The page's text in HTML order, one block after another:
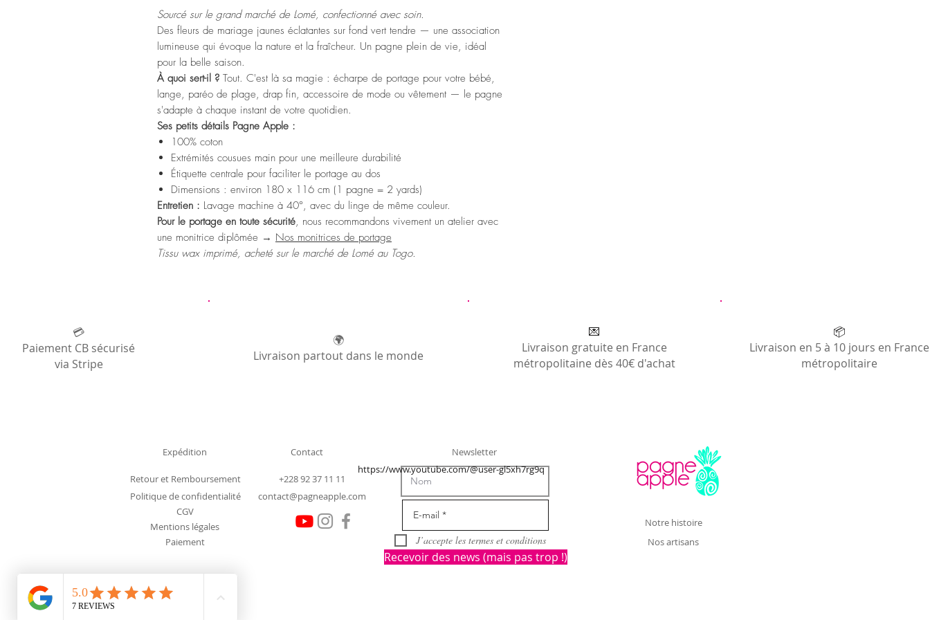
Sourcé sur le grand marché de Lomé, confectionné avec soin.
Des fleurs de mariage jaunes éclatantes sur fond vert tendre — une association
lumineuse qui évoque la nature et la fraîcheur. Un pagne plein de vie, idéal
pour la belle saison.
À quoi sert-il ? Tout. C'est là sa magie : écharpe de portage pour votre bébé,
lange, paréo de plage, drap fin, accessoire de mode ou vêtement — le pagne
s'adapte à chaque instant de votre quotidien.
Ses petits détails Pagne Apple :
100% coton
Extrémités cousues main pour une meilleure durabilité
Étiquette centrale pour faciliter le portage au dos
Dimensions : environ 180 x 116 cm (1 pagne = 2 yards)
Entretien : Lavage machine à 40°, avec du linge de même couleur.
Pour le portage en toute sécurité, nous recommandons vivement un atelier avec
une monitrice diplômée → Nos monitrices de portage
Tissu wax imprimé, acheté sur le marché de Lomé au Togo.
💳
Paiement CB sécurisé
via Stripe
🌍
Livraison partout dans le monde
💌
Livraison gratuite en France
métropolitaine dès 40€ d'achat
📦
Livraison en 5 à 10 jours en France
métropolitaire
Expédition
Retour et Remboursement
Politique de confidentialité
CGV
Mentions légales
Paiement
Contact Newsletter
+228 92 37 11 11
contact@pagneapple.com
J’accepte les termes et conditions
Recevoir des news (mais pas trop !)
https://www.youtube.com/@user-gl5xh7rg9q
Notre histoire
Nos artisans